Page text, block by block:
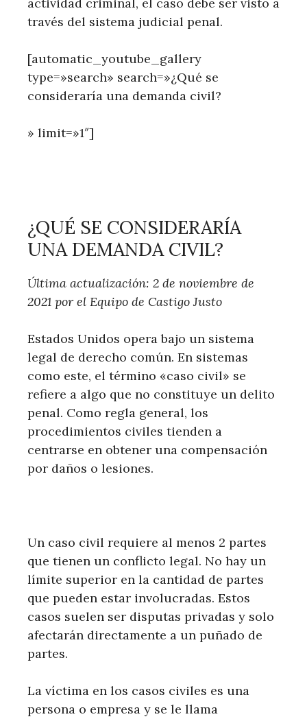
actividad criminal, el caso debe ser visto a
través del sistema judicial penal.
[automatic_youtube_gallery
type=»search» search=»¿Qué se
consideraría una demanda civil?
» limit=»1″]
¿QUÉ SE CONSIDERARÍA
UNA DEMANDA CIVIL?
Última actualización: 2 de noviembre de
2021 por el Equipo de Castigo Justo
Estados Unidos opera bajo un sistema
legal de derecho común. En sistemas
como este, el término «caso civil» se
refiere a algo que no constituye un delito
penal. Como regla general, los
procedimientos civiles tienden a
centrarse en obtener una compensación
por daños o lesiones.
Un caso civil requiere al menos 2 partes
que tienen un conflicto legal. No hay un
límite superior en la cantidad de partes
que pueden estar involucradas. Estos
casos suelen ser disputas privadas y solo
afectarán directamente a un puñado de
partes.
La víctima en los casos civiles es una
persona o empresa y se le llama